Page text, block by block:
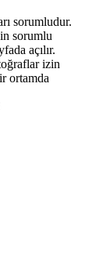
sorumludur.
sorumlu
açılır.
izin
ortamda